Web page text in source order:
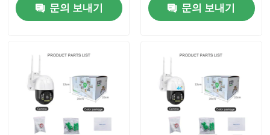
우리에 대하여
문의 보내기
문의 보내기